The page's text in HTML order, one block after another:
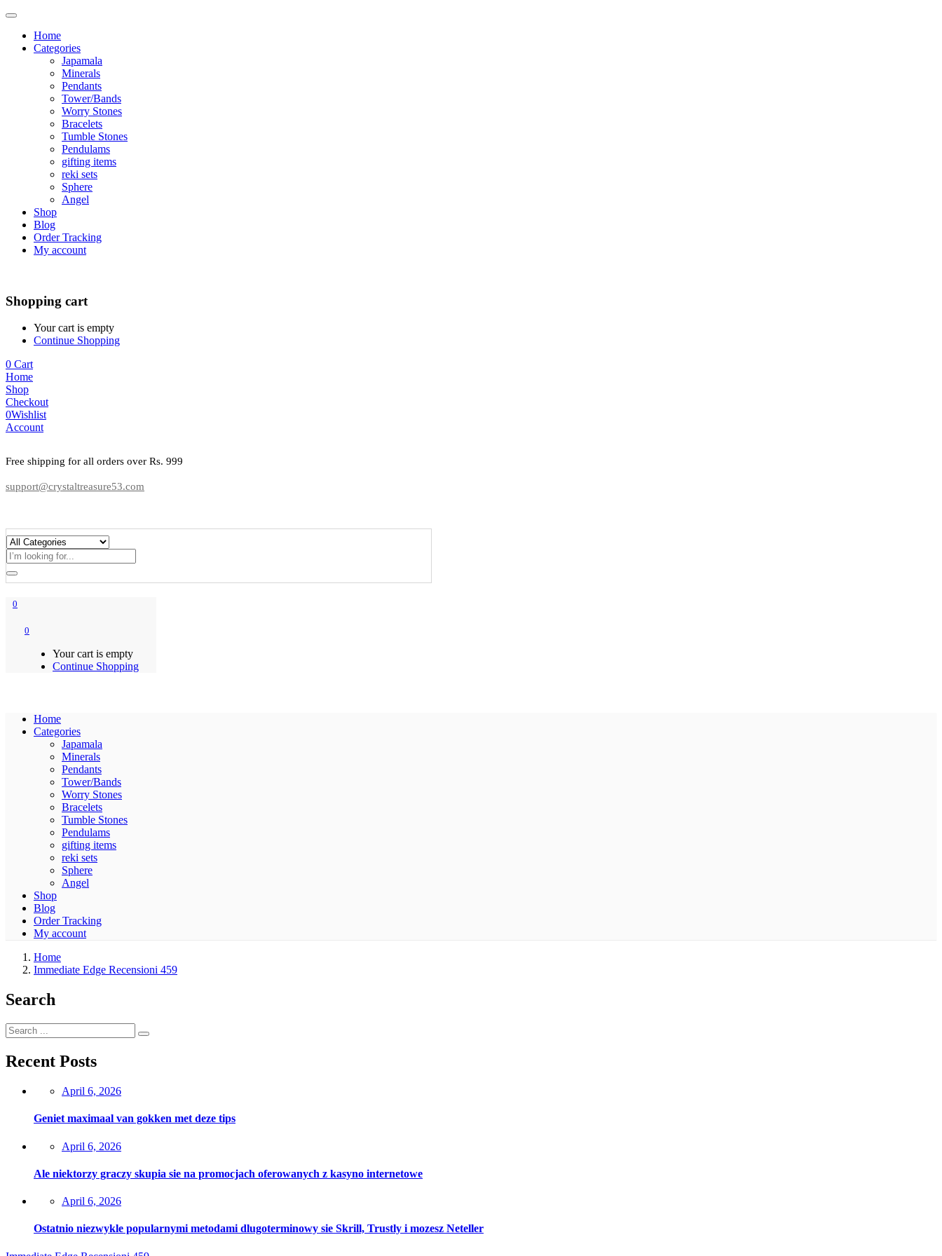
Home
Categories
Japamala
Minerals
Pendants
Tower/Bands
Worry Stones
Bracelets
Tumble Stones
Pendulams
gifting items
reki sets
Sphere
Angel
Shop
Blog
Order Tracking
My account
Shopping cart
Your cart is empty
Continue Shopping
0 Cart
Home
Shop
Checkout
0Wishlist
Account
Free shipping for all orders over Rs. 999
support@crystaltreasure53.com
0
0
Your cart is empty
Continue Shopping
Home
Categories
Japamala
Minerals
Pendants
Tower/Bands
Worry Stones
Bracelets
Tumble Stones
Pendulams
gifting items
reki sets
Sphere
Angel
Shop
Blog
Order Tracking
My account
Home
Immediate Edge Recensioni 459
Search
Recent Posts
Posted
April 6, 2026
Geniet maximaal van gokken met deze tips
Posted
April 6, 2026
Ale niektorzy graczy skupia sie na promocjach oferowanych z kasyno internetowe
Posted
April 6, 2026
Ostatnio niezwykle popularnymi metodami dlugoterminowy sie Skrill, Trustly i mozesz Neteller